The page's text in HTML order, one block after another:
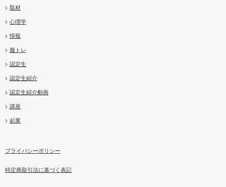
取材
心理学
情報
服トレ
認定生
認定生紹介
認定生紹介動画
講座
起業
プライバシーポリシー
特定商取引法に基づく表記